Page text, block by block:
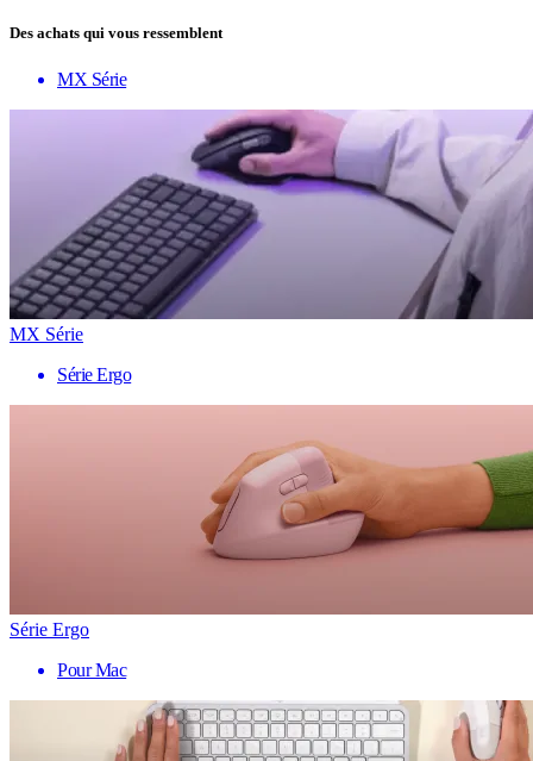
Des achats qui vous ressemblent
MX Série
MX Série
Série Ergo
Série Ergo
Pour Mac